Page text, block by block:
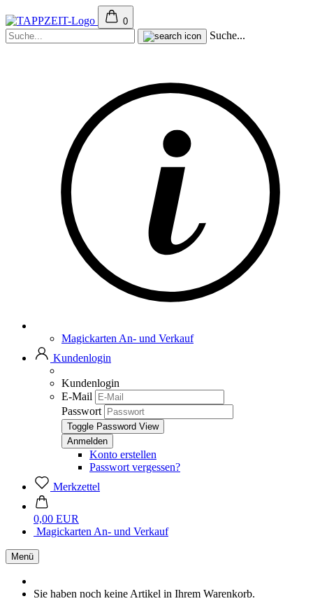
0
Suche...
Magickarten An- und Verkauf
Kundenlogin
Kundenlogin
E-Mail
Passwort
Toggle Password View
Konto erstellen
Passwort vergessen?
Merkzettel
0,00 EUR
Magickarten An- und Verkauf
Menü
Sie haben noch keine Artikel in Ihrem Warenkorb.